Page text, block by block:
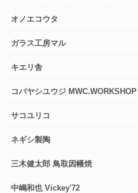
オノエコウタ
ガラス工房マル
キエリ舎
コバヤシユウジ MWC.WORKSHOP
サコユリコ
ネギシ製陶
三木健太郎 鳥取因幡焼
中嶋和也 Vickey'72